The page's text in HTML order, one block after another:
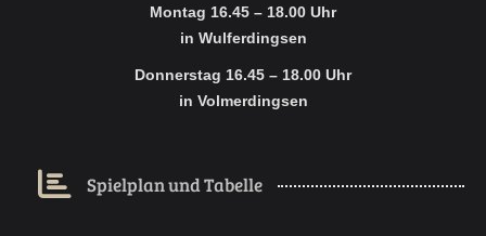
Montag 16.45 – 18.00 Uhr
in Wulferdingsen
Donnerstag 16.45 – 18.00 Uhr
in Volmerdingsen
Spielplan und Tabelle